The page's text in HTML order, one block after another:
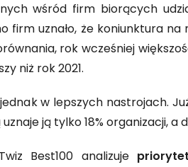
wśród firm biorących
firm uznało, że koniunktura
rok wcześniej
niż rok 2021.
w lepszych nastrojach.
ją tylko 18% organizacji,
Best100 analizuje